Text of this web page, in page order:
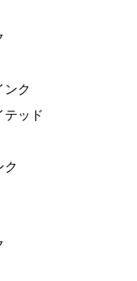
ンク
テッド
ク